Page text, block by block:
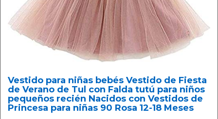
Vestido para niñas bebés Vestido de Fiesta
de Verano de Tul con Falda tutú para niños
pequeños recién Nacidos con Vestidos de
Princesa para niñas 90 Rosa 12-18 Meses